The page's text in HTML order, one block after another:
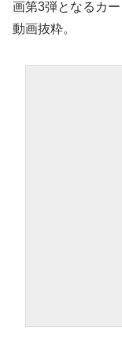
画第3弾となるカ
動画抜粋。